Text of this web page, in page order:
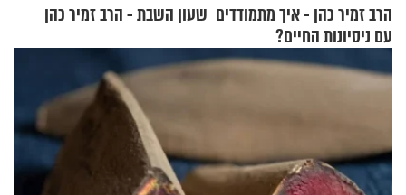
הרב זמיר כהן - איך מתמודדים
עם ניסיונות החיים?
שעון השבת - הרב זמיר כהן